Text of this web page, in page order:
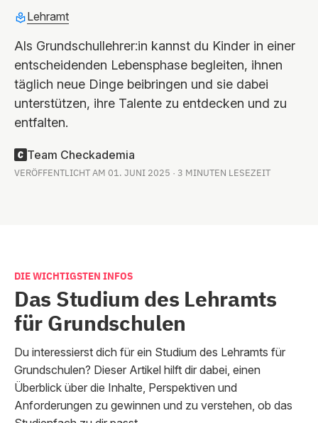
Lehramt
Als Grundschullehrer:in kannst du Kinder in einer
entscheidenden Lebensphase begleiten, ihnen
täglich neue Dinge beibringen und sie dabei
unterstützen, ihre Talente zu entdecken und zu
entfalten.
Team Checkademia
VERÖFFENTLICHT AM 01. JUNI 2025 · 3 MINUTEN LESEZEIT
DIE WICHTIGSTEN INFOS
Das Studium des Lehramts
für Grundschulen
Du interessierst dich für ein Studium des Lehramts für
Grundschulen? Dieser Artikel hilft dir dabei, einen
Überblick über die Inhalte, Perspektiven und
Anforderungen zu gewinnen und zu verstehen, ob das